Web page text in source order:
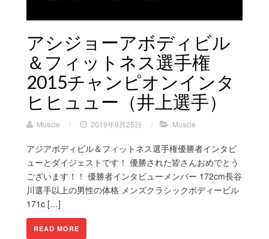
アシジョーアボディビル
＆フィットネス選手権
2015チャンピオンインタ
ヒヒュュー（井上選手）
Muscle / 2019年9月25日 / Muscle
アジアボディビル＆フィットネス選手権優勝者インタビ
ューとダイジェストです！ 優勝された皆さんおめでとう
ございます！！ 優勝者インタビューメンバー 172cm長谷
川選手以上の男性の体格 メンズクラシックボディービル
171c […]
READ MORE